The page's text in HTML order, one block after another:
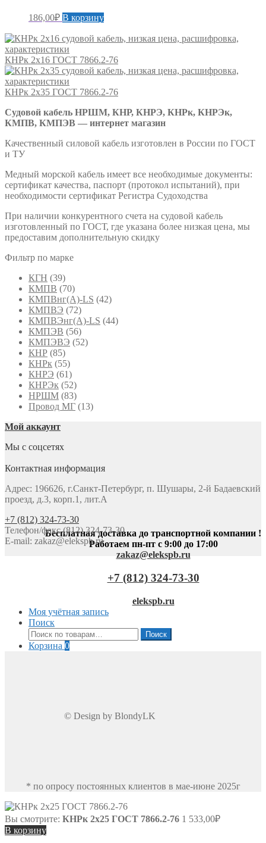
186,00₽ В корзину
КНРк 2х16 ГОСТ 7866.2-76
КНРк 2х35 ГОСТ 7866.2-76
Судовой кабель НРШМ, КНР, КНРЭ, КНРк, КНРЭк,
КМПВ, КМПЭВ — интернет магазин
Качественный силовой кабель изготовлен в России по ГОСТ
и ТУ
Медный морской кабель имеет все необходимые документы:
сертификат качества, паспорт (протокол испытаний), при
необходимости сертификат Регистра Судоходства
При наличии конкурентного счета на судовой кабель
изготовленный по ГОСТ, где указана более низкая цена, мы
предоставим дополнительную скидку
Фильтр по марке
КГН (39)
КМПВ (70)
КМПВнг(А)-LS (42)
КМПВЭ (72)
КМПВЭнг(А)-LS (44)
КМПЭВ (56)
КМПЭВЭ (52)
КНР (85)
КНРк (55)
КНРЭ (61)
КНРЭк (52)
НРШМ (83)
Провод МГ (13)
Мой аккаунт
Мы с соцсетях
Контактная информация
Адрес: 196626, г.Санкт-Петербург, п. Шушары, 2-й Бадаевский
проезд, д.3, корп.1, лит.А
+7 (812) 324-73-30
Телефон/факс (812) 324-73-30
E-mail: zakaz@elekspb.ru
Бесплатная доставка до транспортной компании !
Работаем пн-пт с 9:00 до 17:00
zakaz@elekspb.ru
+7 (812) 324-73-30
elekspb.ru
Моя учётная запись
Поиск
Искать:
Поиск
Корзина 0
© Design by BlondyLK
* по опросу постоянных клиентов в мае-июне 2025г
Вы смотрите: КНРк 2х25 ГОСТ 7866.2-76 1 533,00₽
В корзину